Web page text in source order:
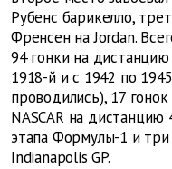
Рубенс барикелло,
Френсен на Jordan.
94 гонки на
1918-й и с 1942 по
проводились), 17
NASCAR на дистанцию
этапа Формулы-1 и
Indianapolis GP.